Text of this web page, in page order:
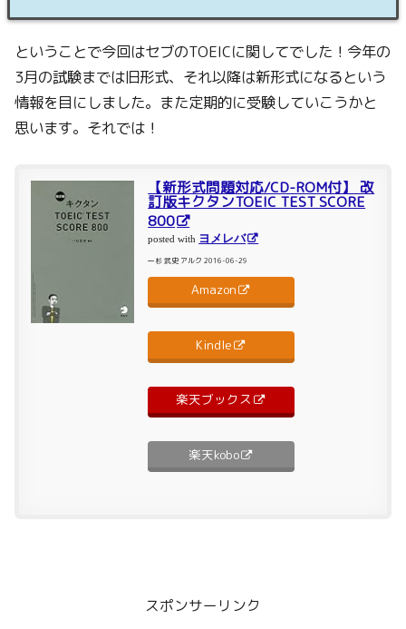
ということで今回はセブのTOEICに関してでした！今年の
3月の試験までは旧形式、それ以降は新形式になるという
情報を目にしました。また定期的に受験していこうかと
思います。それでは！
【新形式問題対応/CD-ROM付】 改
訂版キクタンTOEIC TEST SCORE
800
posted with ヨメレバ
一杉 武史 アルク 2016-06-29
Amazon
Kindle
楽天ブックス
楽天kobo
スポンサーリンク